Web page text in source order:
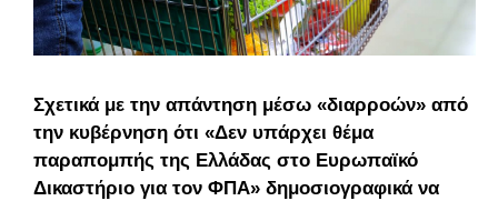
Σχετικά με την απάντηση μέσω «διαρροών» από
την κυβέρνηση ότι «Δεν υπάρχει θέμα
παραπομπής της Ελλάδας στο Ευρωπαϊκό
Δικαστήριο για τον ΦΠΑ» δημοσιογραφικά να